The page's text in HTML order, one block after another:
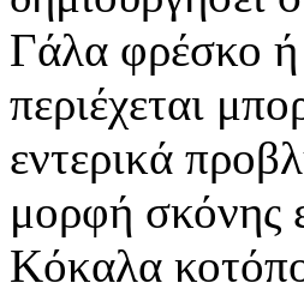
Γάλα φρέσκο
περιέχεται
εντερικά
μορφή σκόνης
Κόκαλα